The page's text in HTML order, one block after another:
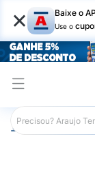
× Baixe o
Use o
Araujo